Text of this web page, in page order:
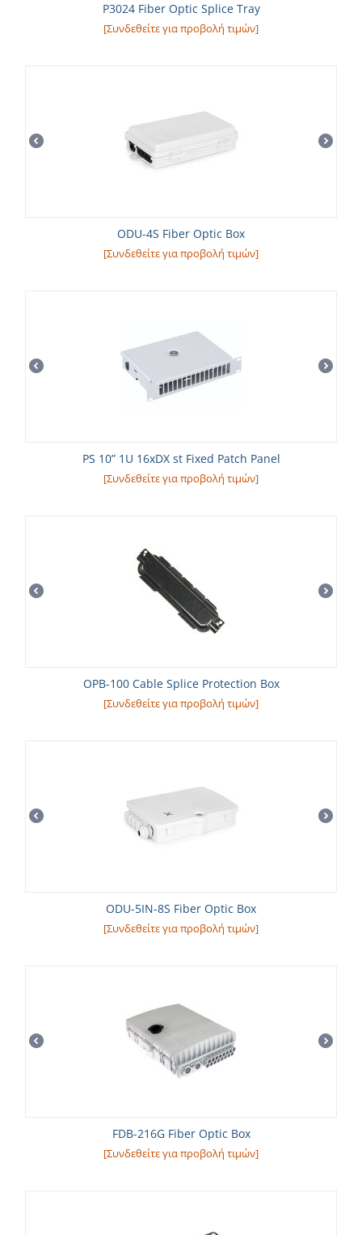
P3024 Fiber Optic Splice Tray
[Συνδεθείτε για προβολή τιμών]
ODU-4S Fiber Optic Box
[Συνδεθείτε για προβολή τιμών]
PS 10” 1U 16xDX st Fixed Patch Panel
[Συνδεθείτε για προβολή τιμών]
OPB-100 Cable Splice Protection Box
[Συνδεθείτε για προβολή τιμών]
ODU-5IN-8S Fiber Optic Box
[Συνδεθείτε για προβολή τιμών]
FDB-216G Fiber Optic Box
[Συνδεθείτε για προβολή τιμών]